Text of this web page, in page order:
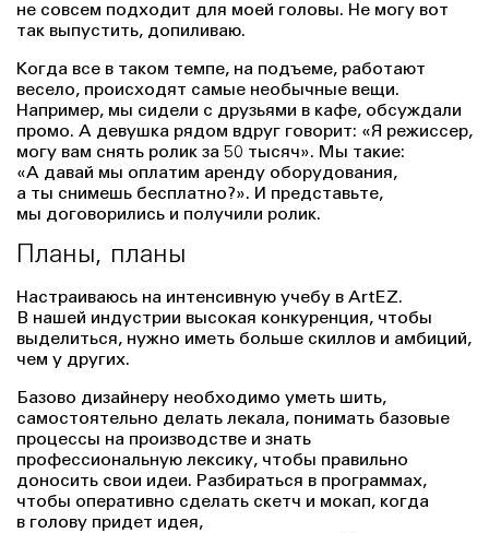
не совсем подходит для моей головы. Не могу вот
так выпустить, допиливаю.
Когда все в таком темпе, на подъеме, работают
весело, происходят самые необычные вещи.
Например, мы сидели с друзьями в кафе, обсуждали
промо. А девушка рядом вдруг говорит: «Я режиссер,
могу вам снять ролик за 50 тысяч». Мы такие:
«А давай мы оплатим аренду оборудования,
а ты снимешь бесплатно?». И представьте,
мы договорились и получили ролик.
Планы, планы
Настраиваюсь на интенсивную учебу в ArtEZ.
В нашей индустрии высокая конкуренция, чтобы
выделиться, нужно иметь больше скиллов и амбиций,
чем у других.
Базово дизайнеру необходимо уметь шить,
самостоятельно делать лекала, понимать базовые
процессы на производстве и знать
профессиональную лексику, чтобы правильно
доносить свои идеи. Разбираться в программах,
чтобы оперативно сделать скетч и мокап, когда
в голову придет идея,